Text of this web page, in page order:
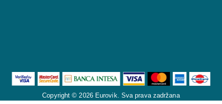
Copyright © 2026 Eurovik. Sva prava zadržana